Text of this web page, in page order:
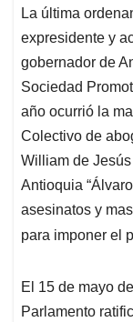
La última
expresidente y
gobernador de
Sociedad
año ocurrió la
Colectivo de
William de
Antioquia
asesinatos y
para imponer el
El 15 de mayo
Parlamento